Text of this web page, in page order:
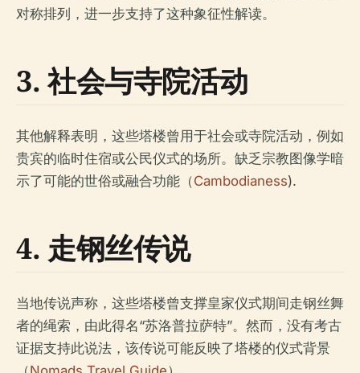
对称排列，进一步支持了这种象征性解读。
3. 社会与寺院活动
其他解释表明，这些塔楼曾用于社会或寺院活动，例如
贵宾的临时住宿或公民仪式的场所。缺乏宗教图像学暗
示了可能的世俗或融合功能（Cambodianess).
4. 走钢丝传说
当地传说声称，这些塔楼曾支撑皇家仪式期间走钢丝舞
者的绳索，由此得名“苏洛普拉萨特”。然而，没有考古
证据支持此说法，该传说可能反映了塔楼的仪式背景